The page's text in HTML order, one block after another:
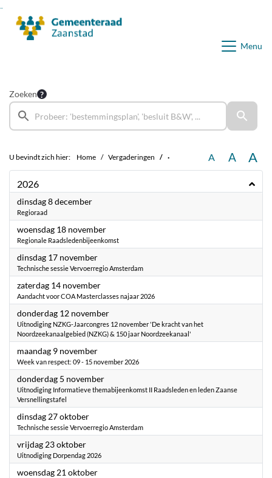
Menu
Zoeken
U bevindt zich hier: Home Vergaderingen · A A A
2026
dinsdag 8 december2026
Regioraad
woensdag 18 november2026
Regionale Raadsledenbijeenkomst
dinsdag 17 november2026
Technische sessie Vervoerregio Amsterdam
zaterdag 14 november2026
Aandacht voor COA Masterclasses najaar 2026
donderdag 12 november2026
Uitnodiging NZKG-Jaarcongres 12 november 'De kracht van het
Noordzeekanaalgebied (NZKG) & 150 jaar Noordzeekanaal'
maandag 9 november2026
Week van respect: 09 - 15 november 2026
donderdag 5 november2026
Uitnodiging Informatieve themabijeenkomst II Raadsleden en leden Zaanse
Versnellingstafel
dinsdag 27 oktober2026
Technische sessie Vervoerregio Amsterdam
vrijdag 23 oktober2026
Uitnodiging Dorpendag 2026
woensdag 21 oktober2026